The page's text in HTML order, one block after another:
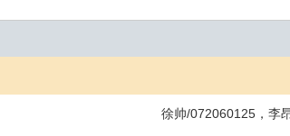
徐帅/072060125，李